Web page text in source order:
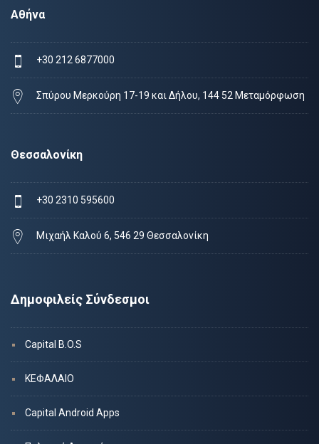
Αθήνα
+30 212 6877000
Σπύρου Μερκούρη 17-19 και Δήλου, 144 52 Μεταμόρφωση
Θεσσαλονίκη
+30 2310 595600
Μιχαήλ Καλού 6, 546 29 Θεσσαλονίκη
Δημοφιλείς Σύνδεσμοι
Capital B.O.S
ΚΕΦΑΛΑΙΟ
Capital Android Apps